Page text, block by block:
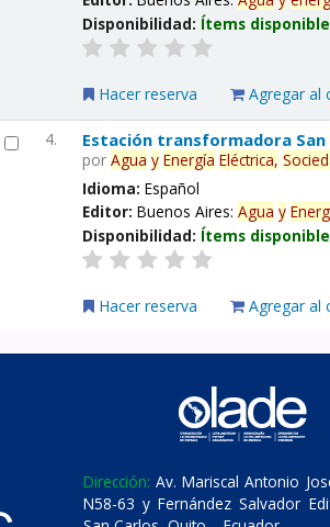
Disponibilidad: Ítems
Hacer reserva Agregar al
4. Estación transformadora
porAgua y Energía Eléctrica,
Idioma:Español
Editor:Buenos Aires:Agua y
Disponibilidad: Ítems
Hacer reserva Agregar al
Dirección: Av. Mariscal Antonio
N58-63 y Fernández Salvador